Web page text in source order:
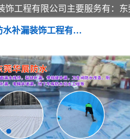
东莞市华展防水补漏装饰工程有限公司